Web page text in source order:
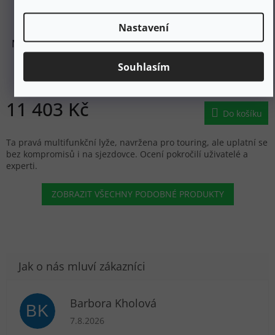
Nastavení
Souhlasím
MOVEMENT Skialpové lyže AXESS 92 22/23 - 177 - černé
Skladem
11 403 Kč Do košíku
Ta pravá multifunkční lyže, navržena pro touring, ale uplatní se
bez kompromisů i na sjezdovce. Ocení pokročilí uživatelé a
experti.
ZOBRAZIT VŠECHNY PODOBNÉ PRODUKTY
BK Barbora Kholová
Hodnocení obchodu je 5 z 5 hvězdiček.
7.8.2026